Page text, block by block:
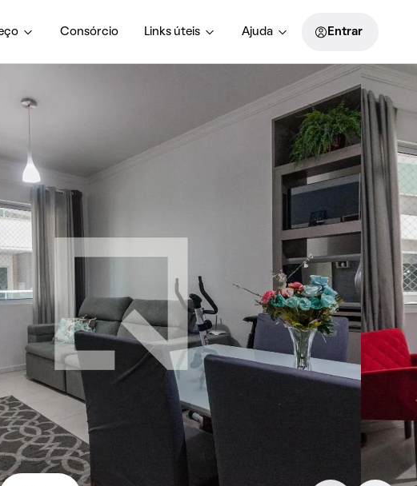
Consórcio Links úteis Ajuda Entrar